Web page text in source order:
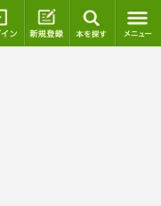
ログイン 新規登録